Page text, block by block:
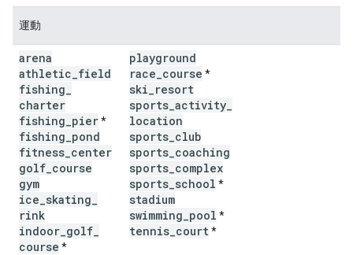
運動
arena
athletic field
fishing
charter
fishing pier*
fishing pond
fitness center
golf course
gym
ice skating
rink
indoor golf
course *
playground
race course *
ski resort
sports activity
location
sports club
sports coaching
sports complex
sports school *
stadium
swimming pool *
tennis court*